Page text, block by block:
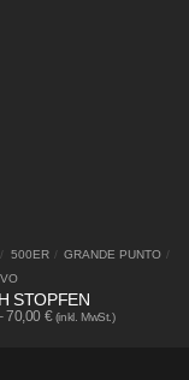
/ 500ER / GRANDE PUNTO /
STOPFEN
70,00 € (inkl. MwSt.)